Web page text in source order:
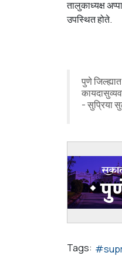
तालुकाध्यक्ष
उपस्थित होते.
पुणे
- सुप्रिया
Tags: